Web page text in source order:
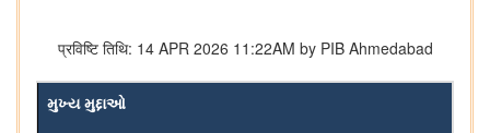
प्रविष्टि तिथि: 14 APR 2026 11:22AM by PIB Ahmedabad
મુખ્ય મુદ્દાઓ